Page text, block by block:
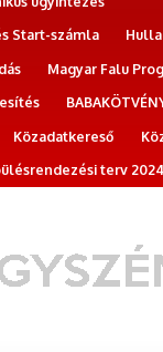
Start-számla
Magyar Falu
Közadatkereső
terv 2024